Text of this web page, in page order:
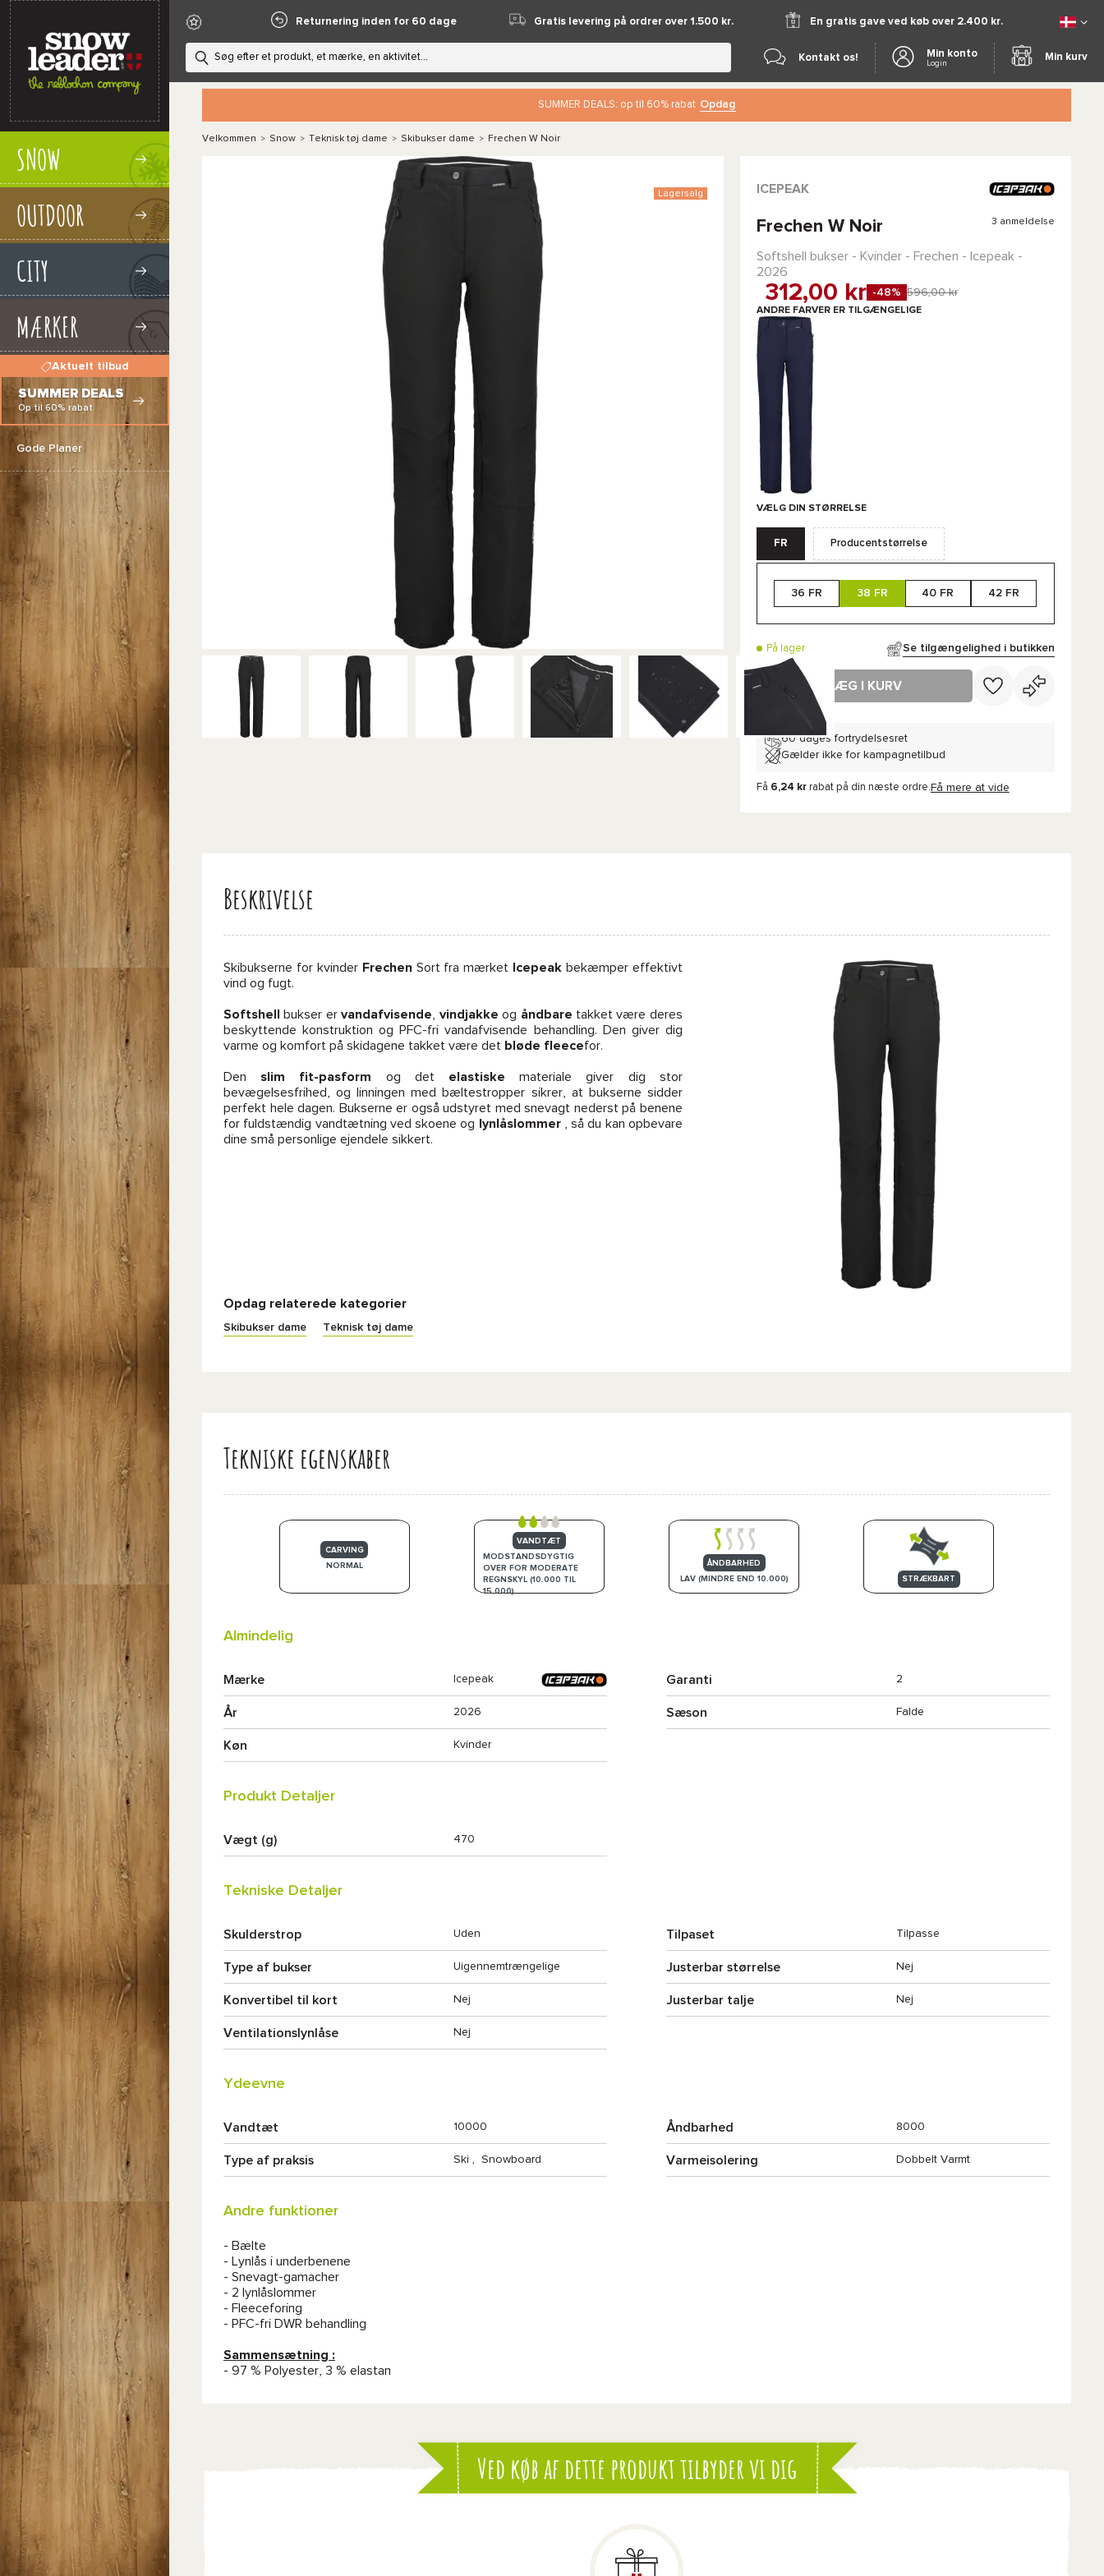
SNOW
OUTDOOR
CITY
MÆRKER
Aktuelt tilbud
SUMMER DEALS
Op til 60% rabat
Gode Planer
Returnering inden for 60 dage Gratis levering på ordrer over 1.500 kr. En gratis gave ved køb over 2.400 kr.
Kontakt os! Min konto
Login
Min kurv
SUMMER DEALS: op til 60% rabat Opdag
Velkommen > Snow > Teknisk tøj dame > Skibukser dame > Frechen W Noir
Lagersalg ICEPEAK
Frechen W Noir 3 anmeldelse
Softshell bukser - Kvinder - Frechen - Icepeak -
2026
312,00 kr -48% 596,00 kr
ANDRE FARVER ER TILGÆNGELIGE
VÆLG DIN STØRRELSE
FR Producentstørrelse
36 FR 38 FR 40 FR 42 FR
På lager Se tilgængelighed i butikken
LÆG I KURV
60 dages fortrydelsesret
Gælder ikke for kampagnetilbud
Få 6,24 kr rabat på din næste ordre. Få mere at vide
Beskrivelse
Skibukserne for kvinder Frechen Sort fra mærket Icepeak bekæmper effektivt
vind og fugt.
Softshell bukser ervandafvisende vindjakke og åndbare takket være deres
beskyttende konstruktion og PFC-fri vandafvisende behandling. Den giver dig
varme og komfort på skidagene takket være det bløde fleecefor.
Den slim fit-pasform og det elastiske materiale giver dig stor
bevægelsesfrihed, og linningen med bæltestropper sikrer, at bukserne sidder
perfekt hele dagen. Bukserne er også udstyret med snevagt nederst på benene
for fuldstændig vandtætning ved skoene og lynlåslommer, så du kan opbevare
dine små personlige ejendele sikkert.
Opdag relaterede kategorier
Skibukser dame Teknisk tøj dame
Tekniske egenskaber
CARVING
NORMAL
VANDTÆT
MODSTANDSDYGTIG
OVER FOR MODERATE
REGNSKYL (10.000 TIL
15.000)
ÅNDBARHED
LAV (MINDRE END 10.000)
STRÆKBART
Almindelig
Mærke Icepeak Garanti 2
År 2026 Sæson Falde
Køn Kvinder
Produkt Detaljer
Vægt (g) 470
Tekniske Detaljer
Skulderstrop Uden Tilpaset Tilpasse
Type af bukser Uigennemtrængelige Justerbar størrelse Nej
Konvertibel til kort Nej Justerbar talje Nej
Ventilationslynlåse Nej
Ydeevne
Vandtæt 10000 Åndbarhed 8000
Type af praksis Ski , Snowboard Varmeisolering Dobbelt Varmt
Andre funktioner
- Bælte
- Lynlås i underbenene
- Snevagt-gamacher
- 2 lynlåslommer
- Fleeceforing
- PFC-fri DWR behandling
Sammensætning :
- 97 % Polyester, 3 % elastan
Ved køb af dette produkt tilbyder vi dig